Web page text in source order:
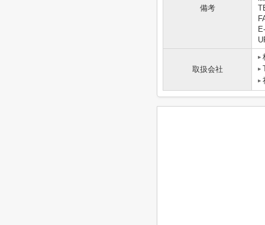
備考
取扱会社